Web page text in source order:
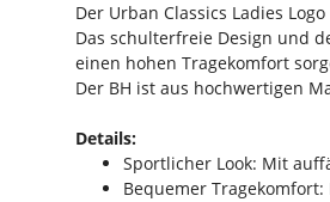
Der Urban Classics Ladies
Das schulterfreie Design und
einen hohen Tragekomfort
Der BH ist aus hochwertigen
Details:
Sportlicher Look: Mit
Bequemer